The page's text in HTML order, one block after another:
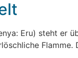
Eru) steht er
Flamme.